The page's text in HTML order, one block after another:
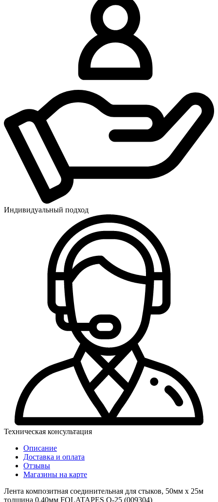
Индивидуальный подход
Техническая консультация
Описание
Доставка и оплата
Отзывы
Магазины на карте
Лента композитная соединительная для стыков, 50мм х 25м
толщина 0,40мм FOLATAPES Q-25 (009304)